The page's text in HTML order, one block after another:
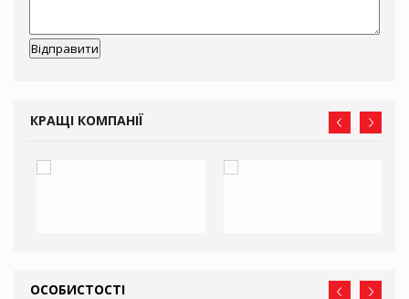
КРАЩІ КОМПАНІЇ
ОСОБИСТОСТІ